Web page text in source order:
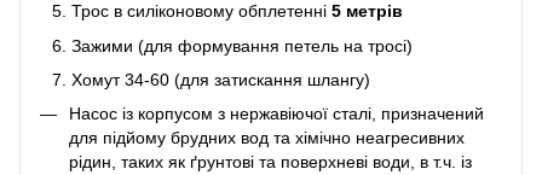
Трос в силіконовому обплетенні 5 метрів
Зажими (для формування петель на тросі)
Хомут 34-60 (для затискання шлангу)
Насос із корпусом з нержавіючої сталі, призначений
для підйому брудних вод та хімічно неагресивних
рідин, таких як ґрунтові та поверхневі води, в т.ч. із